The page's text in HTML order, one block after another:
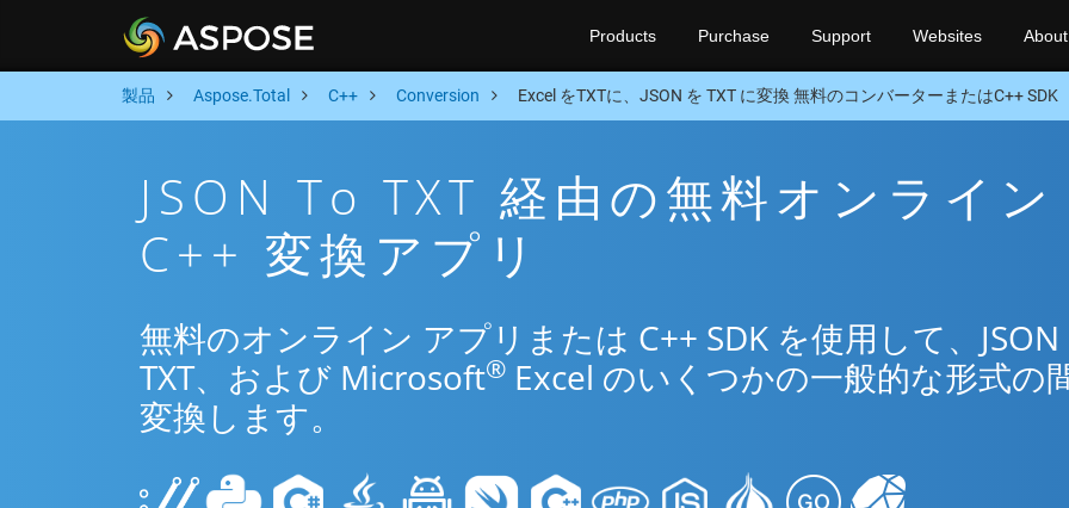
Products Purchase Support Websites About
製品 Aspose.Total C++ Conversion Excel をTXTに、JSON を TXT に変換 無料のコンバーターまたはC++ SDK
JSON To TXT 経由の無料オンライン
C++ 変換アプリ
無料のオンライン アプリまたは C++ SDK を使用して、JSON
TXT、および Microsoft® Excel のいくつかの一般的な形式の
変換します。